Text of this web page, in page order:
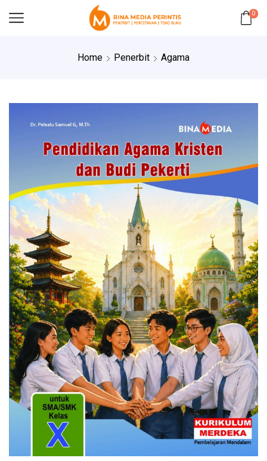
0
Home Penerbit Agama